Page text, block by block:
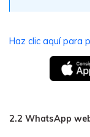
Haz clic aquí para
2.2 WhatsApp